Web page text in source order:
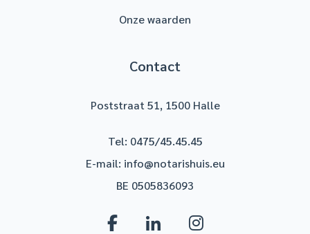
Onze waarden
Contact
Poststraat 51, 1500 Halle
Tel: 0475/45.45.45
E-mail: info@notarishuis.eu
BE 0505836093